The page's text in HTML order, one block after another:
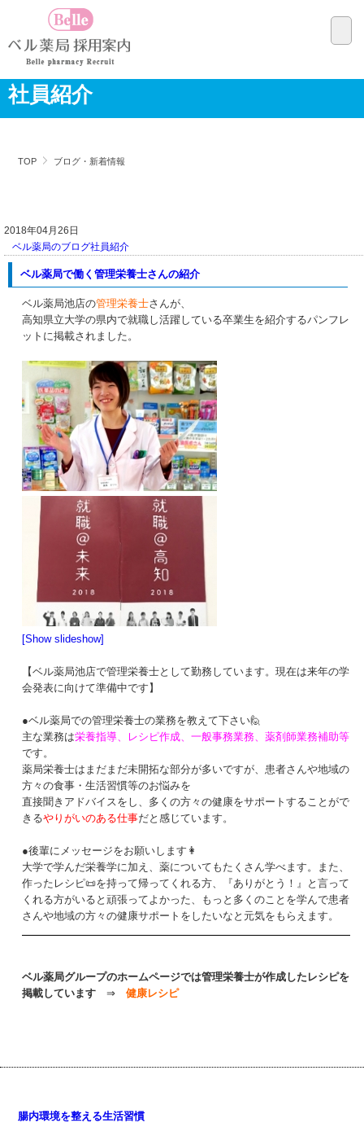
社員紹介
TOP ブログ・新着情報
2018年04月26日
ベル薬局のブログ社員紹介
ベル薬局で働く管理栄養士さんの紹介
ベル薬局池店の管理栄養士さんが、
高知県立大学の県内で就職し活躍している卒業生を紹介するパンフレ
ットに掲載されました。
[Show slideshow]
【ベル薬局池店で管理栄養士として勤務しています。現在は来年の学
会発表に向けて準備中です】
●ベル薬局での管理栄養士の業務を教えて下さい🙋
主な業務は栄養指導、レシピ作成、一般事務業務、薬剤師業務補助等
です。
薬局栄養士はまだまだ未開拓な部分が多いですが、患者さんや地域の
方々の食事・生活習慣等のお悩みを
直接聞きアドバイスをし、多くの方々の健康をサポートすることがで
きるやりがいのある仕事だと感じています。
●後輩にメッセージをお願いします👩
大学で学んだ栄養学に加え、薬についてもたくさん学べます。また、
作ったレシピ📜を持って帰ってくれる方、『ありがとう！』と言って
くれる方がいると頑張ってよかった、もっと多くのことを学んで患者
さんや地域の方々の健康サポートをしたいなと元気をもらえます。
ベル薬局グループのホームページでは管理栄養士が作成したレシピを
掲載しています ⇒健康レシピ
腸内環境を整える生活習慣